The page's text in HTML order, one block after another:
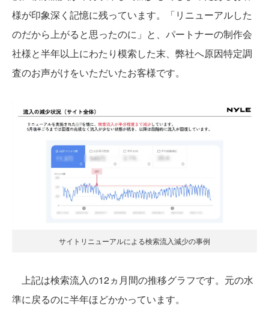
様が印象深く記憶に残っています。「リニューアルした
のだから上がると思ったのに」と、パートナーの制作会
社様と半年以上にわたり模索した末、弊社へ原因特定調
査のお声がけをいただいたお客様です。
サイトリニューアルによる検索流入減少の事例
上記は検索流入の12ヵ月間の推移グラフです。元の水
準に戻るのに半年ほどかかっています。